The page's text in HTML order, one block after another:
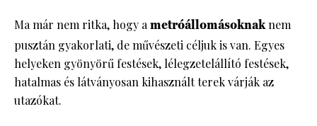
Ma már nem ritka, hogy a metróállomásoknaknem
pusztán gyakorlati, de művészeti céljuk is van. Egyes
helyeken gyönyörű festések, lélegzetelállító festések,
hatalmas és látványosan kihasznált terek várják az
utazókat.